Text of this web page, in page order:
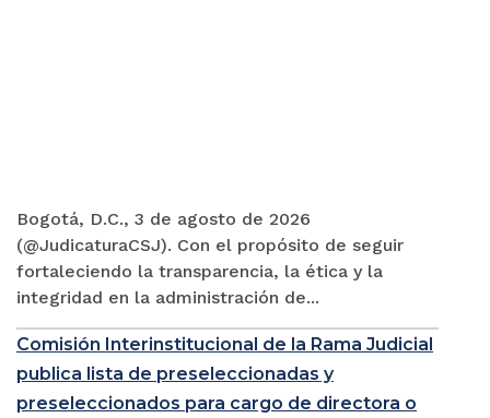
Bogotá, D.C., 3 de agosto de 2026
(@JudicaturaCSJ). Con el propósito de seguir
fortaleciendo la transparencia, la ética y la
integridad en la administración de...
Comisión Interinstitucional de la Rama Judicial
publica lista de preseleccionadas y
preseleccionados para cargo de directora o